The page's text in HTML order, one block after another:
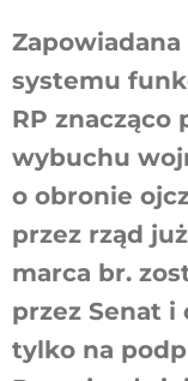
systemu
RP znacząco
wybuchu
o obronie
przez rząd
marca br.
przez Senat i
tylko na